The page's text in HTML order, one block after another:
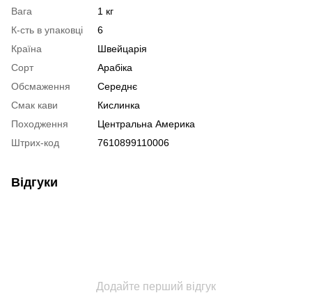
Вага
1 кг
К-сть в упаковці
6
Країна
Швейцарія
Сорт
Арабіка
Обсмаження
Середнє
Смак кави
Кислинка
Походження
Центральна Америка
Штрих-код
7610899110006
Відгуки
Додайте перший відгук